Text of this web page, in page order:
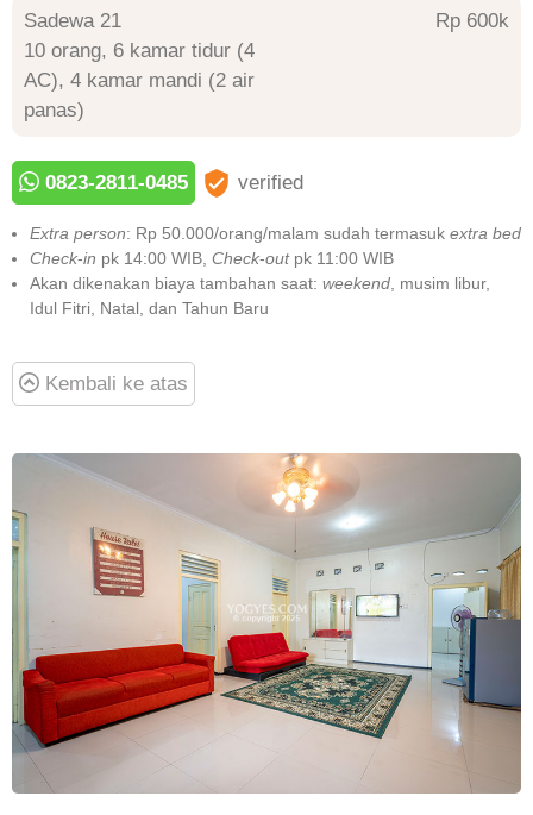
Sadewa 21
10 orang, 6 kamar tidur (4
AC), 4 kamar mandi (2 air
panas)
Rp 600
0823-2811-0485 verified
Extra person: Rp 50.000/orang/malam sudah termasuk extra bed
Check-in pk 14:00 WIB, Check-outpk 11:00 WIB
Akan dikenakan biaya tambahan saat: weekend , musim libur,
Idul Fitri, Natal, dan Tahun Baru
Kembali ke atas